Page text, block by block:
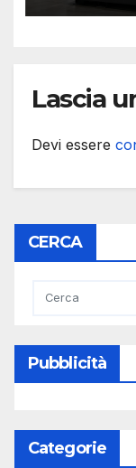
Lascia
Devi essere
CERCA
Pubblicità
Categorie